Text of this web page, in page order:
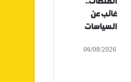
غائب عن
السياسات
06/08/2026